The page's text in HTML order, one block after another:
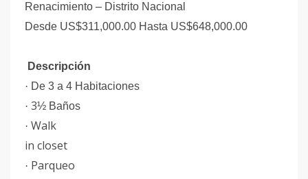
Renacimiento – Distrito Nacional
Desde US$311,000.00 Hasta US$648,000.00
Descripción
· De 3 a 4 Habitaciones
· 3½ Baños
· Walk
in closet
· Parqueo